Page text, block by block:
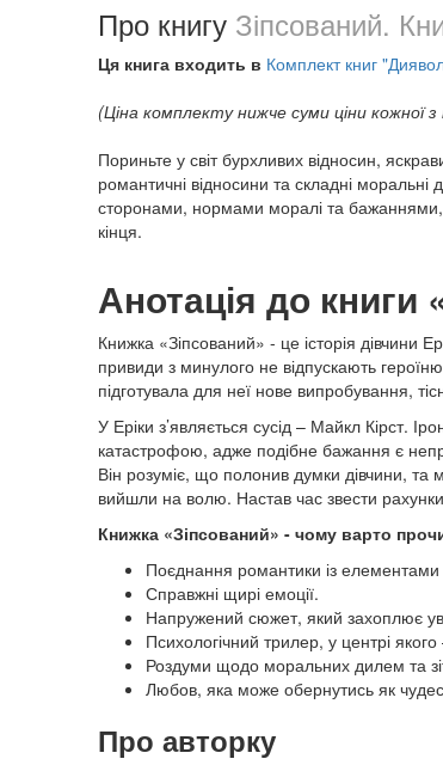
Про книгу Зіпсований.
Ця книга входить в Комплект книг
(Ціна комплекту нижче суми ціни кожної
Пориньте у світ бурхливих відносин,
романтичні відносини та складні
сторонами, нормами моралі та бажаннями,
кінця.
Анотація до книги
Книжка «Зіпсований» - це історія дівчини
привиди з минулого не відпускають
підготувала для неї нове випробування,
У Еріки з’являється сусід – Майкл Кірст.
катастрофою, адже подібне бажання є
Він розуміє, що полонив думки дівчини, та
вийшли на волю. Настав час звести
Книжка «Зіпсований» - чому варто
Поєднання романтики із
Справжні щирі емоції.
Напружений сюжет, який захоплює
Психологічний трилер, у центрі
Роздуми щодо моральних дилем та
Любов, яка може обернутись як
Про авторку